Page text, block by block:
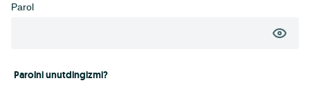
Parol
Parolni unutdingizmi?